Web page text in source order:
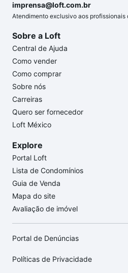
imprensa@loft.com.br
Atendimento exclusivo aos profissionais
Sobre a Loft
Central de Ajuda
Como vender
Como comprar
Sobre nós
Carreiras
Quero ser fornecedor
Loft México
Explore
Portal Loft
Lista de Condomínios
Guia de Venda
Mapa do site
Avaliação de imóvel
Portal de Denúncias
Políticas de Privacidade